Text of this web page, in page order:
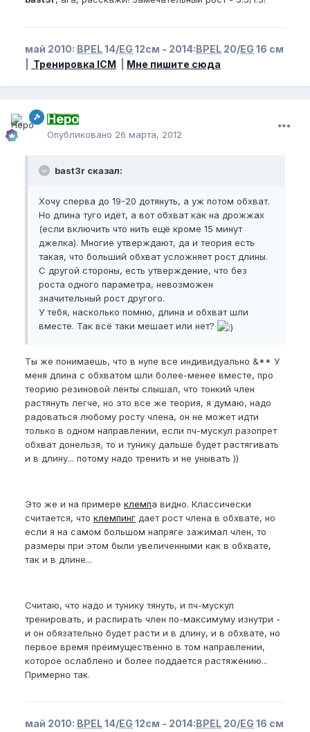
май 2010: BPEL14/EG 12см - 2014:BPEL 20/EG 16 см
Тренировка ICM Мне пишите сюда
Неро
Опубликовано 26 марта, 2012
bast3r сказал:
Хочу сперва до 19-20 дотянуть, а уж потом обхват.
Но длина туго идёт, а вот обхват как на дрожжах
(если включить что нить ещё кроме 15 минут
джелка). Многие утверждают, да и теория есть
такая, что больший обхват усложняет рост длины.
С другой стороны, есть утверждение, что без
роста одного параметра, невозможен
значительный рост другого.
У тебя, насколько помню, длина и обхват шли
вместе. Так всё таки мешает или нет?
Ты же понимаешь, что в нупе все индивидуально &** У
меня длина с обхватом шли более-менее вместе, про
теорию резиновой ленты слышал, что тонкий член
растянуть легче, но это все же теория, я думаю, надо
радоваться любому росту члена, он не может идти
только в одном направлении, если пч-мускул разопрет
обхват донельзя, то и тунику дальше будет растягивать
и в длину... потому надо тренить и не унывать ))
Это же и на примере клемпа видно. Классически
считается, что клемпинг дает рост члена в обхвате, но
если я на самом большом напряге зажимал член, то
размеры при этом были увеличенными как в обхвате,
так и в длине...
Считаю, что надо и тунику тянуть, и пч-мускул
тренировать, и распирать член по-максимуму изнутри -
и он обязательно будет расти и в длину, и в обхвате, но
первое время преимущественно в том направлении,
которое ослаблено и более поддается растяжению...
Примерно так.
май 2010: BPEL14/EG 12см - 2014:BPEL 20/EG 16 см